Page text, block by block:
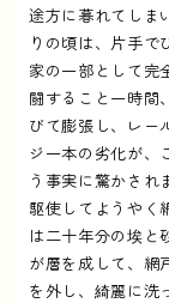
途方に暮れてしま
りの頃は、片手で
家の一部として完
闘すること一時間
びて膨張し、レー
ジ一本の劣化が、
う事実に驚かされ
駆使してようやく
は二十年分の埃と
が層を成して、網
を外し、綺麗に洗